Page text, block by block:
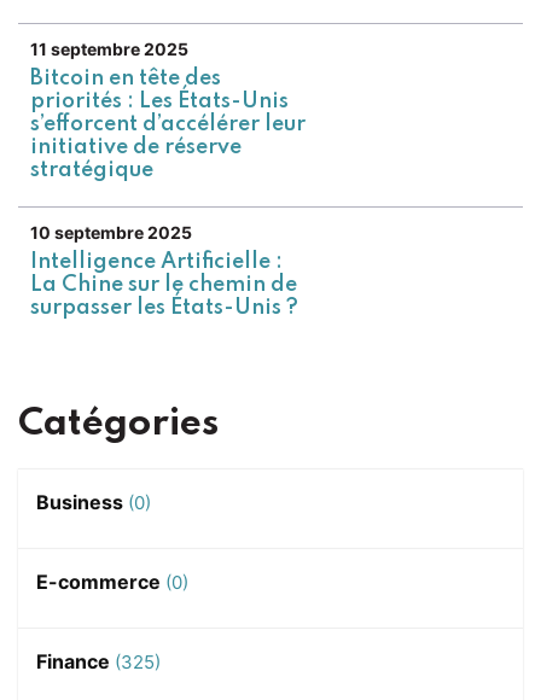
11 septembre 2025
Bitcoin en tête des
priorités : Les États-Unis
s’efforcent d’accélérer leur
initiative de réserve
stratégique
10 septembre 2025
Intelligence Artificielle :
La Chine sur le chemin de
surpasser les États-Unis ?
Catégories
Business (0)
E-commerce (0)
Finance (325)